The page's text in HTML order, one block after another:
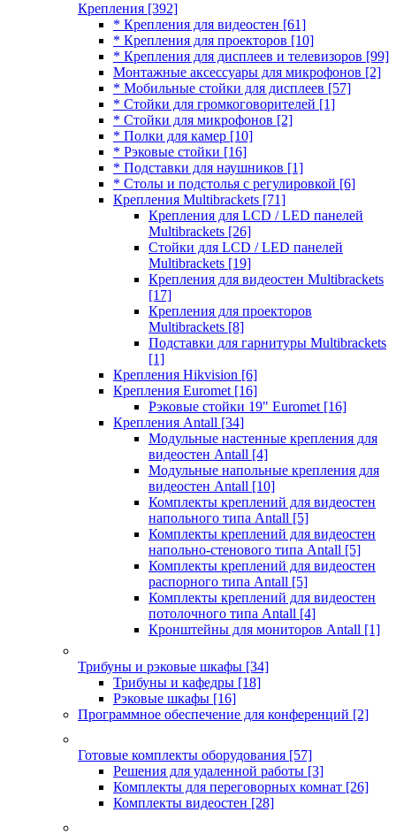
Крепления [392]
* Крепления для видеостен [61]
* Крепления для проекторов [10]
* Крепления для дисплеев и телевизоров [99]
Монтажные аксессуары для микрофонов [2]
* Мобильные стойки для дисплеев [57]
* Стойки для громкоговорителей [1]
* Стойки для микрофонов [2]
* Полки для камер [10]
* Рэковые стойки [16]
* Подставки для наушников [1]
* Столы и подстолья с регулировкой [6]
Крепления Multibrackets [71]
Крепления для LCD / LED панелей
Multibrackets [26]
Стойки для LCD / LED панелей
Multibrackets [19]
Крепления для видеостен Multibrackets
[17]
Крепления для проекторов
Multibrackets [8]
Подставки для гарнитуры Multibrackets
[1]
Крепления Hikvision [6]
Крепления Euromet [16]
Рэковые стойки 19" Euromet [16]
Крепления Antall [34]
Модульные настенные крепления для
видеостен Antall [4]
Модульные напольные крепления для
видеостен Antall [10]
Комплекты креплений для видеостен
напольного типа Antall [5]
Комплекты креплений для видеостен
напольно-стенового типа Antall [5]
Комплекты креплений для видеостен
распорного типа Antall [5]
Комплекты креплений для видеостен
потолочного типа Antall [4]
Кронштейны для мониторов Antall [1]
Трибуны и рэковые шкафы [34]
Трибуны и кафедры [18]
Рэковые шкафы [16]
Программное обеспечение для конференций [2]
Готовые комплекты оборудования [57]
Решения для удаленной работы [3]
Комплекты для переговорных комнат [26]
Комплекты видеостен [28]